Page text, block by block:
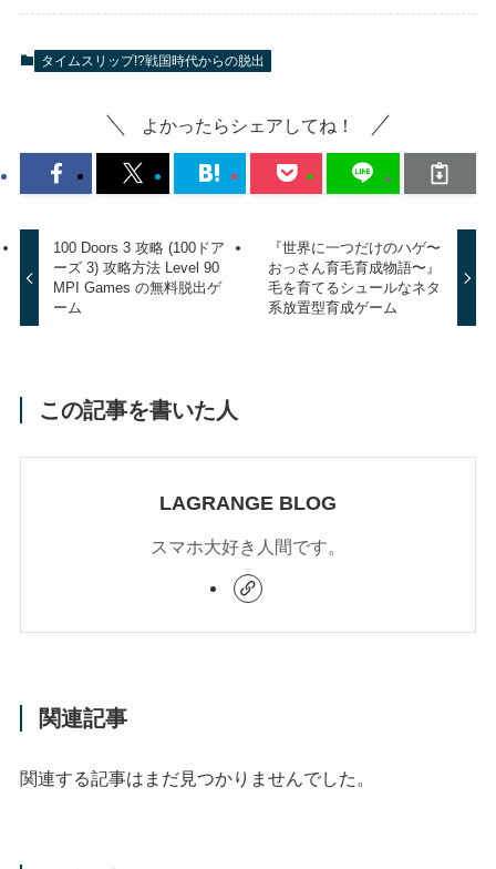
タイムスリップ!?戦国時代からの脱出
よかったらシェアしてね！
100 Doors 3 攻略 (100ドア
ーズ 3) 攻略方法 Level 90
MPI Games の無料脱出ゲ
ーム
『世界に一つだけのハゲ〜
おっさん育毛育成物語〜』
毛を育てるシュールなネタ
系放置型育成ゲーム
この記事を書いた人
LAGRANGE BLOG
スマホ大好き人間です。
関連記事
関連する記事はまだ見つかりませんでした。